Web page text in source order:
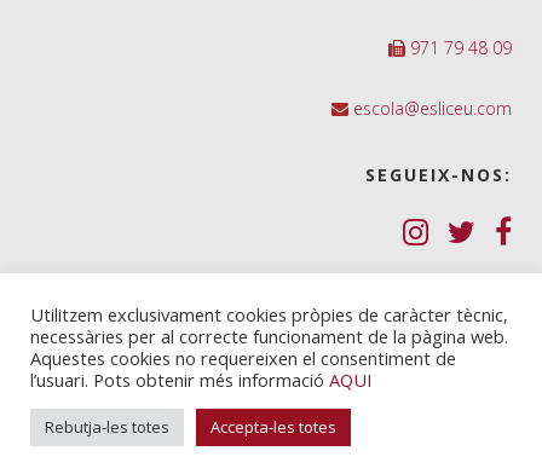
971 79 48 09
escola@esliceu.com
SEGUEIX-NOS:
Política de Galetes (cookies)
Política de privadesa
Nota legal i condicions d’ús
Utilitzem exclusivament cookies pròpies de caràcter tècnic,
necessàries per al correcte funcionament de la pàgina web.
Aquestes cookies no requereixen el consentiment de
l’usuari. Pots obtenir més informació AQUI
Rebutja-les totes Accepta-les totes